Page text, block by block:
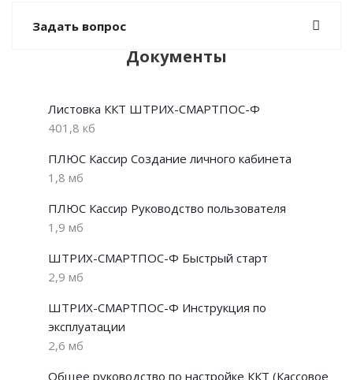
Задать вопрос
Документы
Листовка ККТ ШТРИХ-СМАРТПОС-Ф
401,8 кб
ПЛЮС Кассир Создание личного кабинета
1,8 мб
ПЛЮС Кассир Руководство пользователя
1,9 мб
ШТРИХ-СМАРТПОС-Ф Быстрый старт
2,9 мб
ШТРИХ-СМАРТПОС-Ф Инструкция по
эксплуатации
2,6 мб
Общее руководство по настройке ККТ (Кассовое